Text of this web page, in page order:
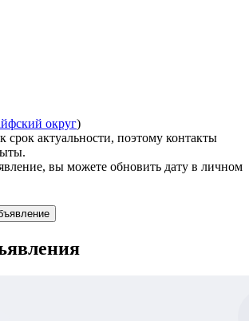
округ)
срок актуальности, поэтому контакты
вы можете обновить дату в личном